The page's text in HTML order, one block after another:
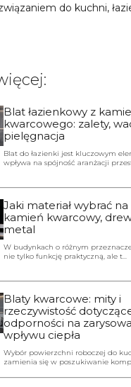
do kuchni,
Blat łazienkowy z
kwarcowego: zalety,
pielęgnacja
Blat do łazienki jest kluczowym
wpływa na spójność aranżacji
Jaki materiał wybrać na
kamień kwarcowy,
metal
W budynkach o różnym
nie tylko funkcję praktyczną, ale t...
Blaty kwarcowe: mity i
rzeczywistość
odporności na
wpływu ciepła
Wybór powierzchni roboczej do
zamienia się w poszukiwanie